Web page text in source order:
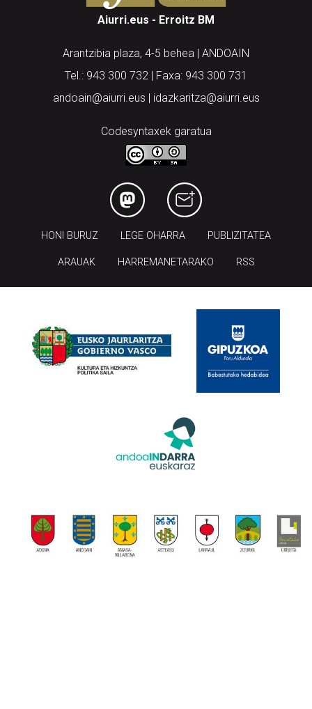
Aiurri.eus - Erroitz BM
Arantzibia plaza, 4-5 behea | ANDOAIN
Tel.: 943 300 732 | Faxa: 943 300 731
andoain@aiurri.eus | idazkaritza@aiurri.eus
Codesyntaxek garatua
HONI BURUZ LEGE OHARRA PUBLIZITATEA
ARAUAK HARREMANETARAKO RSS